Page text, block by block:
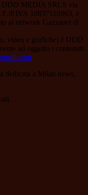
DDD MEDIA SRLS via
P.IVA 10837110963, è
al network Gazzanet di
video e grafiche) è DDD
ad oggetto i contenuti
dedicata a Milan news,